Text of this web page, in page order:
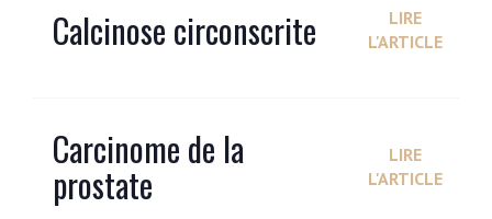
Calcinose circonscrite
LIRE
L'ARTICLE
Carcinome de la
prostate
LIRE
L'ARTICLE